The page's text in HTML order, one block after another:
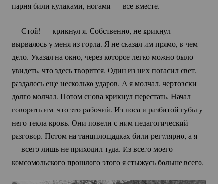
парня били кулаками, ногами — все вместе.
— Стой! — крикнул я. Собственно, не крикнул —
вырвалось у меня из горла. Я не сказал им прямо, в чем
дело. Указал на окно, через которое легко можно было
увидеть, что здесь творится. Один из них погасил свет,
раздалось еще несколько ударов. А я молчал, чертовски
долго молчал. Потом снова крикнул перестать. Начал
говорить им, что это рабочий. Из носа и разбитой губы у
него текла кровь. Они повели с ним педагогический
разговор. Потом на танцплощадках били регулярно, а я
— всего лишь не приходил туда. Из всего моего
комсомольского прошлого этого я стыжусь больше всего.